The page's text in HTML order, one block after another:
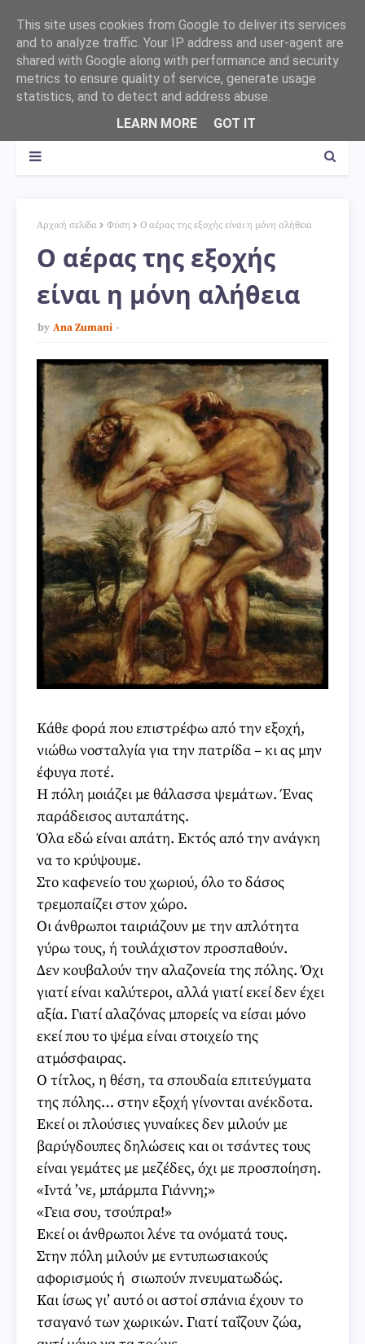
Αρχική σελίδα Φύση Ο αέρας της εξοχής είναι η μόνη αλήθεια
Ο αέρας της εξοχής
είναι η μόνη αλήθεια
by Ana Zumani
Κάθε φορά που επιστρέφω από την εξοχή,
νιώθω νοσταλγία για την πατρίδα – κι ας μην
έφυγα ποτέ.
Η πόλη μοιάζει με θάλασσα ψεμάτων. Ένας
παράδεισος αυταπάτης.
Όλα εδώ είναι απάτη. Εκτός από την ανάγκη
να το κρύψουμε.
Στο καφενείο του χωριού, όλο το δάσος
τρεμοπαίζει στον χώρο.
Οι άνθρωποι ταιριάζουν με την απλότητα
γύρω τους, ή τουλάχιστον προσπαθούν.
Δεν κουβαλούν την αλαζονεία της πόλης. Όχι
γιατί είναι καλύτεροι, αλλά γιατί εκεί δεν έχει
αξία. Γιατί αλαζόνας μπορείς να είσαι μόνο
εκεί που το ψέμα είναι στοιχείο της
ατμόσφαιρας.
Ο τίτλος, η θέση, τα σπουδαία επιτεύγματα
της πόλης… στην εξοχή γίνονται ανέκδοτα.
Εκεί οι πλούσιες γυναίκες δεν μιλούν με
βαρύγδουπες δηλώσεις και οι τσάντες τους
είναι γεμάτες με μεζέδες, όχι με προσποίηση.
«Ιντά ’νε, μπάρμπα Γιάννη;»
«Γεια σου, τσούπρα!»
Εκεί οι άνθρωποι λένε τα ονόματά τους.
Στην πόλη μιλούν με εντυπωσιακούς
αφορισμούς ή σιωπούν πνευματωδώς.
Και ίσως γι’ αυτό οι αστοί σπάνια έχουν το
τσαγανό των χωρικών. Γιατί ταΐζουν ζώα,
This site uses cookies from Google to deliver its services
and to analyze traffic. Your IP address and user-agent are
shared with Google along with performance and security
metrics to ensure quality of service, generate usage
statistics, and to detect and address abuse.
LEARN MORE
GOT IT